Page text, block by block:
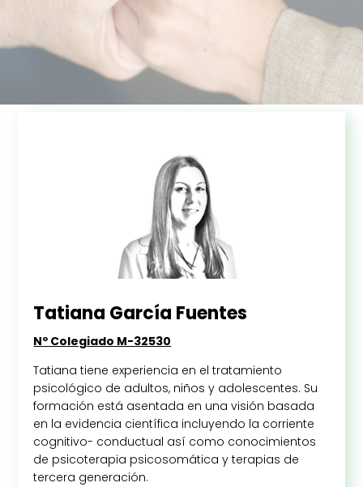
Tatiana García Fuentes
Nº Colegiado M-32530
Tatiana tiene experiencia en el tratamiento
psicológico de adultos, niños y adolescentes. Su
formación está asentada en una visión basada
en la evidencia científica incluyendo la corriente
cognitivo- conductual así como conocimientos
de psicoterapia psicosomática y terapias de
tercera generación.